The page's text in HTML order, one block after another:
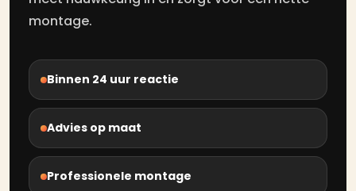
montage.
Binnen 24 uur reactie
Advies op maat
Professionele montage